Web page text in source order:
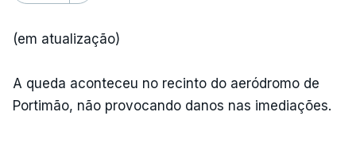
(em atualização)
A queda aconteceu no recinto do aeródromo de
Portimão, não provocando danos nas imediações.